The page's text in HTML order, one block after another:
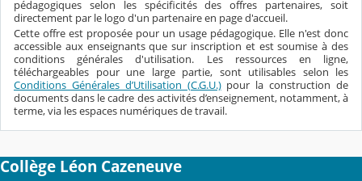
pédagogiques selon les spécificités des offres partenaires, soit
directement par le logo d'un partenaire en page d'accueil.
Cette offre est proposée pour un usage pédagogique. Elle n'est donc
accessible aux enseignants que sur inscription et est soumise à des
conditions générales d'utilisation. Les ressources en ligne,
téléchargeables pour une large partie, sont utilisables selon les
Conditions Générales d’Utilisation (C.G.U.)pour la construction de
documents dans le cadre des activités d’enseignement, notamment, à
terme, via les espaces numériques de travail.
Collège Léon Cazeneuve